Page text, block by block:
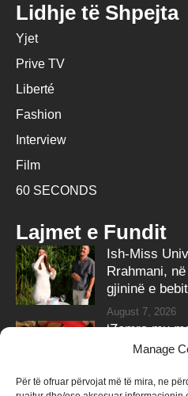
Manage
Për të ofruar përvojat më të mira, ne
Lidhje të Shpejta
Yjet
Prive TV
Liberté
Fashion
Interview
Film
60 SECONDS
Lajmet e Fundit
Ish-Miss
Rrahmani,
gjininë e bebit
August 7, 2026
‘Zemra mu
Lelës në